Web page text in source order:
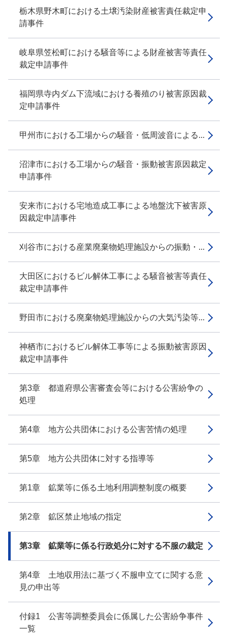
栃木県野木町における土壌汚染財産被害責任裁定申
請事件
岐阜県笠松町における騒音等による財産被害等責任
裁定申請事件
福岡県寺内ダム下流域における養殖のり被害原因裁
定申請事件
甲州市における工場からの騒音・低周波音による...
沼津市における工場からの騒音・振動被害原因裁定
申請事件
安来市における宅地造成工事による地盤沈下被害原
因裁定申請事件
刈谷市における産業廃棄物処理施設からの振動・...
大田区におけるビル解体工事による騒音被害等責任
裁定申請事件
野田市における廃棄物処理施設からの大気汚染等...
神栖市におけるビル解体工事等による振動被害原因
裁定申請事件
第3章 都道府県公害審査会等における公害紛争の
処理
第4章 地方公共団体における公害苦情の処理
第5章 地方公共団体に対する指導等
第1章 鉱業等に係る土地利用調整制度の概要
第2章 鉱区禁止地域の指定
第3章 鉱業等に係る行政処分に対する不服の裁定
第4章 土地収用法に基づく不服申立てに関する意
見の申出等
付録1 公害等調整委員会に係属した公害紛争事件
一覧